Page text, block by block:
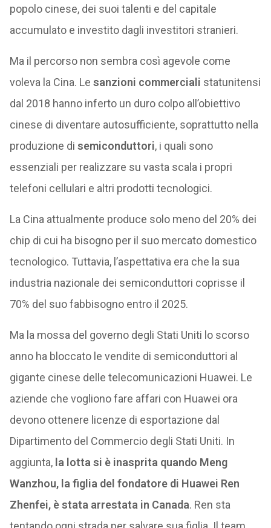
popolo cinese, dei suoi talenti e del capitale
accumulato e investito dagli investitori stranieri.
Ma il percorso non sembra così agevole come
voleva la Cina. Le sanzioni commerciali statunitensi
dal 2018 hanno inferto un duro colpo all’obiettivo
cinese di diventare autosufficiente, soprattutto nella
produzione di semiconduttori, i quali sono
essenziali per realizzare su vasta scala i propri
telefoni cellulari e altri prodotti tecnologici.
La Cina attualmente produce solo meno del 20% dei
chip di cui ha bisogno per il suo mercato domestico
tecnologico. Tuttavia, l’aspettativa era che la sua
industria nazionale dei semiconduttori coprisse il
70% del suo fabbisogno entro il 2025.
Ma la mossa del governo degli Stati Uniti lo scorso
anno ha bloccato le vendite di semiconduttori al
gigante cinese delle telecomunicazioni Huawei. Le
aziende che vogliono fare affari con Huawei ora
devono ottenere licenze di esportazione dal
Dipartimento del Commercio degli Stati Uniti. In
aggiunta, la lotta si è inasprita quando Meng
Wanzhou, la figlia del fondatore di Huawei Ren
Zhenfei, è stata arrestata in Canada. Ren sta